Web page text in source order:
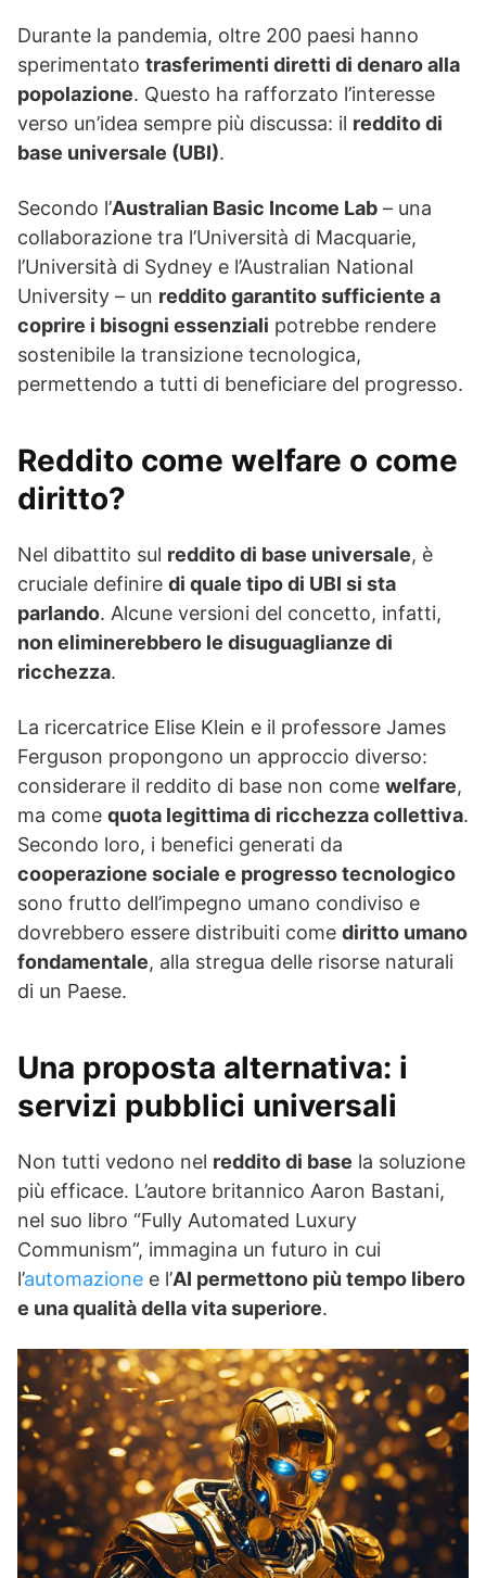
Durante la pandemia, oltre 200 paesi hanno
sperimentato trasferimenti diretti di denaro alla
popolazione. Questo ha rafforzato l’interesse
verso un’idea sempre più discussa: il reddito di
base universale (UBI).
Secondo l’Australian Basic Income Lab – una
collaborazione tra l’Università di Macquarie,
l’Università di Sydney e l’Australian National
University – un reddito garantito sufficiente a
coprire i bisogni essenziali potrebbe rendere
sostenibile la transizione tecnologica,
permettendo a tutti di beneficiare del progresso.
Reddito come welfare o come
diritto?
Nel dibattito sul reddito di base universale, è
cruciale definire di quale tipo di UBI si sta
parlando. Alcune versioni del concetto, infatti,
non eliminerebbero le disuguaglianze di
ricchezza.
La ricercatrice Elise Klein e il professore James
Ferguson propongono un approccio diverso:
considerare il reddito di base non come welfare,
ma come quota legittima di ricchezza collettiva.
Secondo loro, i benefici generati da
cooperazione sociale e progresso tecnologico
sono frutto dell’impegno umano condiviso e
dovrebbero essere distribuiti come diritto umano
fondamentale, alla stregua delle risorse naturali
di un Paese.
Una proposta alternativa: i
servizi pubblici universali
Non tutti vedono nel reddito di base la soluzione
più efficace. L’autore britannico Aaron Bastani,
nel suo libro “Fully Automated Luxury
Communism”, immagina un futuro in cui
l’automazione e l’AI permettono più tempo libero
e una qualità della vita superiore.